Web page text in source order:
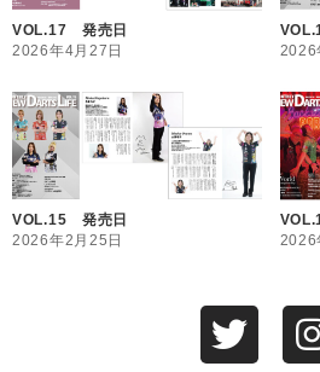
VOL.17 発売日
2026年4月27日
2026
VOL.15 発売日
2026年2月25日
2026